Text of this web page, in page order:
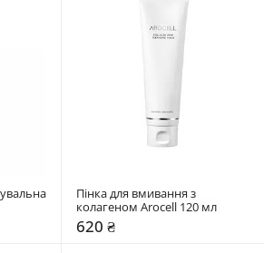
Пінка для вмивання з
колагеном Arocell 120 мл
620 ₴